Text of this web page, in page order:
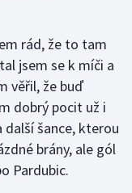
rád, že to tam
jsem se k míči a
věřil, že buď
dobrý pocit už i
šance, kterou
brány, ale gól
Pardubic.